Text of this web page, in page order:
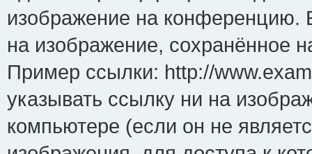
изображение на конференцию.
на изображение, сохранённое
Пример ссылки: http://
указывать ссылку ни на
компьютере (если он не